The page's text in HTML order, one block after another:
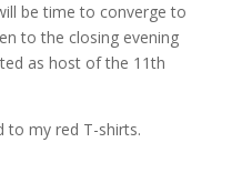
be time to converge to
to the closing evening
as host of the 11th
to my red T-shirts.